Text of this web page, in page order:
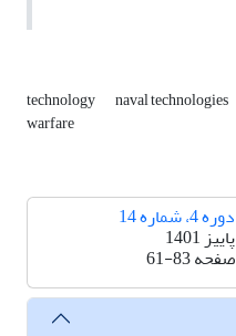
technology naval technologies
warfare
دوره 4، شماره 14
پاییز 1401
صفحه61-83